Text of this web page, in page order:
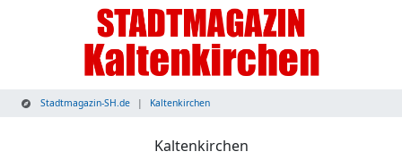
Stadtmagazin-SH.de Kaltenkirchen
Kaltenkirchen